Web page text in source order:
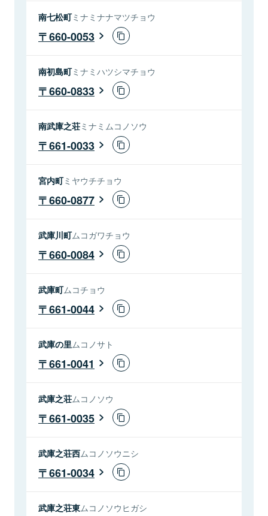
南七松町ミナミナナマツチョウ
660-0053
南初島町ミナミハツシマチョウ
660-0833
南武庫之荘ミナミムコノソウ
661-0033
宮内町ミヤウチチョウ
660-0877
武庫川町ムコガワチョウ
660-0084
武庫町ムコチョウ
661-0044
武庫の里 ムコノサト
661-0041
武庫之荘ムコノソウ
661-0035
武庫之荘西ムコノソウニシ
661-0034
武庫之荘東ムコノソウヒガシ